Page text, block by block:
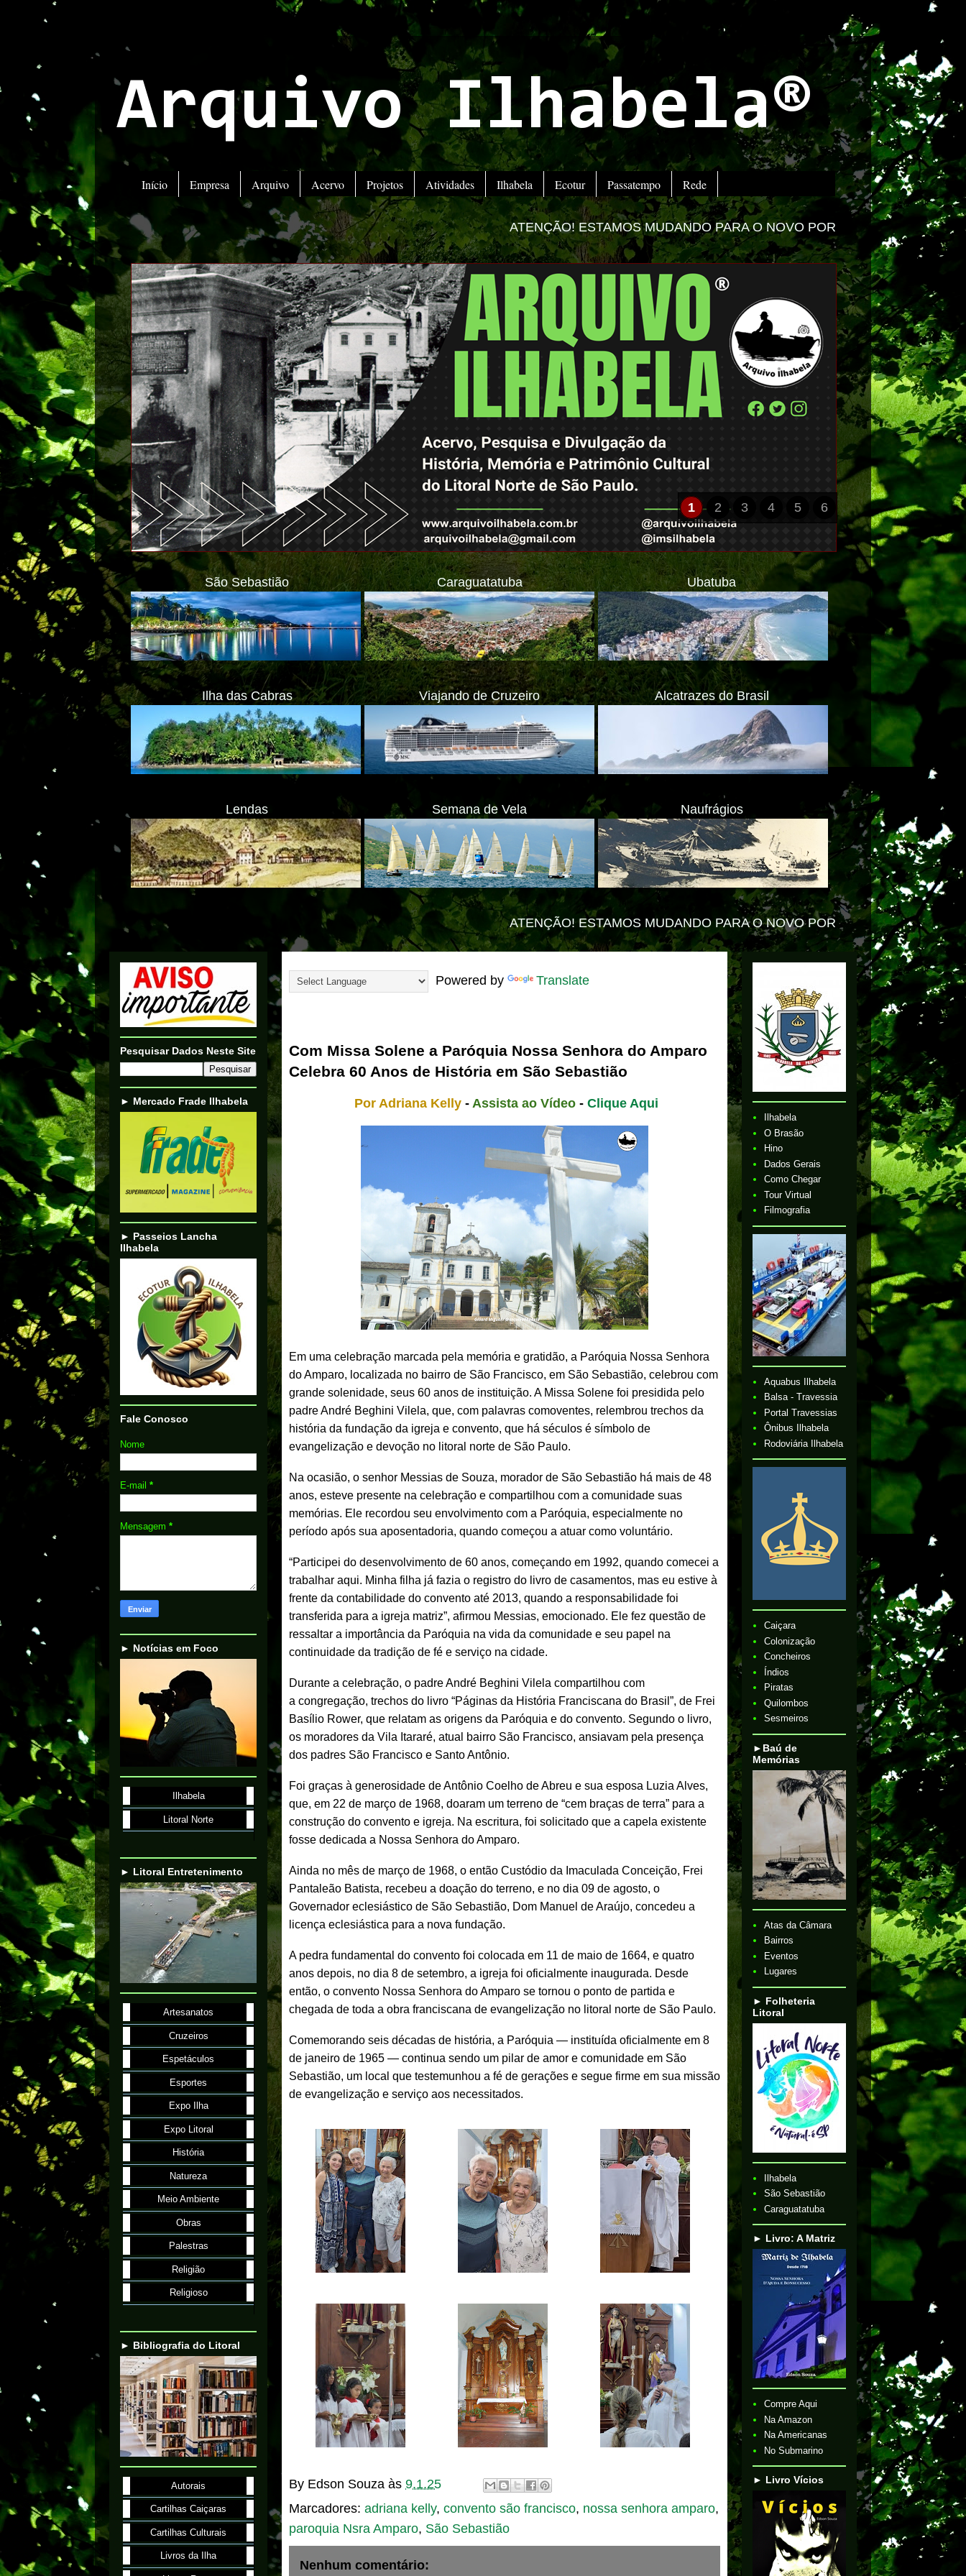
Arquivo Ilhabela®
Início Empresa Arquivo Acervo Projetos Atividades Ilhabela Ecotur Passatempo Rede
ATENÇÃO! ESTAMOS MUDANDO PARA O NOVO PORTAL -ACESSE www.impactolitoral.com.br
1 2 3 4 5 6
São Sebastião Caraguatatuba Ubatuba
Ilha das Cabras Viajando de Cruzeiro Alcatrazes do Brasil
Lendas Semana de Vela Naufrágios
ATENÇÃO! ESTAMOS MUDANDO PARA O NOVO PORTAL -ACESSE www.impactolitoral.com.br
Powered by Translate
Com Missa Solene a Paróquia Nossa Senhora do Amparo
Celebra 60 Anos de História em São Sebastião
Por Adriana Kelly - Assista ao Vídeo - Clique Aqui
Em uma celebração marcada pela memória e gratidão, a Paróquia Nossa Senhora
do Amparo, localizada no bairro de São Francisco, em São Sebastião, celebrou com
grande solenidade, seus 60 anos de instituição. A Missa Solene foi presidida pelo
padre André Beghini Vilela, que, com palavras comoventes, relembrou trechos da
história da fundação da igreja e convento, que há séculos é símbolo de
evangelização e devoção no litoral norte de São Paulo.
Na ocasião, o senhor Messias de Souza, morador de São Sebastião há mais de 48
anos, esteve presente na celebração e compartilhou com a comunidade suas
memórias. Ele recordou seu envolvimento com a Paróquia, especialmente no
período após sua aposentadoria, quando começou a atuar como voluntário.
“Participei do desenvolvimento de 60 anos, começando em 1992, quando comecei a
trabalhar aqui. Minha filha já fazia o registro do livro de casamentos, mas eu estive à
frente da contabilidade do convento até 2013, quando a responsabilidade foi
transferida para a igreja matriz”, afirmou Messias, emocionado. Ele fez questão de
ressaltar a importância da Paróquia na vida da comunidade e seu papel na
continuidade da tradição de fé e serviço na cidade.
Durante a celebração, o padre André Beghini Vilela compartilhou com
a congregação, trechos do livro “Páginas da História Franciscana do Brasil”, de Frei
Basílio Rower, que relatam as origens da Paróquia e do convento. Segundo o livro,
os moradores da Vila Itararé, atual bairro São Francisco, ansiavam pela presença
dos padres São Francisco e Santo Antônio.
Foi graças à generosidade de Antônio Coelho de Abreu e sua esposa Luzia Alves,
que, em 22 de março de 1968, doaram um terreno de “cem braças de terra” para a
construção do convento e igreja. Na escritura, foi solicitado que a capela existente
fosse dedicada a Nossa Senhora do Amparo.
Ainda no mês de março de 1968, o então Custódio da Imaculada Conceição, Frei
Pantaleão Batista, recebeu a doação do terreno, e no dia 09 de agosto, o
Governador eclesiástico de São Sebastião, Dom Manuel de Araújo, concedeu a
licença eclesiástica para a nova fundação.
A pedra fundamental do convento foi colocada em 11 de maio de 1664, e quatro
anos depois, no dia 8 de setembro, a igreja foi oficialmente inaugurada. Desde
então, o convento Nossa Senhora do Amparo se tornou o ponto de partida e
chegada de toda a obra franciscana de evangelização no litoral norte de São Paulo.
Comemorando seis décadas de história, a Paróquia — instituída oficialmente em 8
de janeiro de 1965 — continua sendo um pilar de amor e comunidade em São
Sebastião, um local que testemunhou a fé de gerações e segue firme em sua missão
de evangelização e serviço aos necessitados.
By Edson Souza às 9.1.25
Marcadores: adriana kelly, convento são francisco, nossa senhora amparo,
paroquia Nsra Amparo, São Sebastião
Nenhum comentário:
Pesquisar Dados Neste Site
► Mercado Frade Ilhabela
► Passeios Lancha
Ilhabela
Fale Conosco
Nome
E-mail *
Mensagem *
► Notícias em Foco
Ilhabela
Litoral Norte
► Litoral Entretenimento
Artesanatos
Cruzeiros
Espetáculos
Esportes
Expo Ilha
Expo Litoral
História
Natureza
Meio Ambiente
Obras
Palestras
Religião
Religioso
► Bibliografia do Litoral
Autorais
Cartilhas Caiçaras
Cartilhas Culturais
Livros da Ilha
Ilhabela
O Brasão
Hino
Dados Gerais
Como Chegar
Tour Virtual
Filmografia
Aquabus Ilhabela
Balsa - Travessia
Portal Travessias
Ônibus Ilhabela
Rodoviária Ilhabela
Caiçara
Colonização
Concheiros
Índios
Piratas
Quilombos
Sesmeiros
►Baú de
Memórias
Atas da Câmara
Bairros
Eventos
Lugares
► Folheteria
Litoral
Ilhabela
São Sebastião
Caraguatatuba
► Livro: A Matriz
Compre Aqui
Na Amazon
Na Americanas
No Submarino
► Livro Vícios